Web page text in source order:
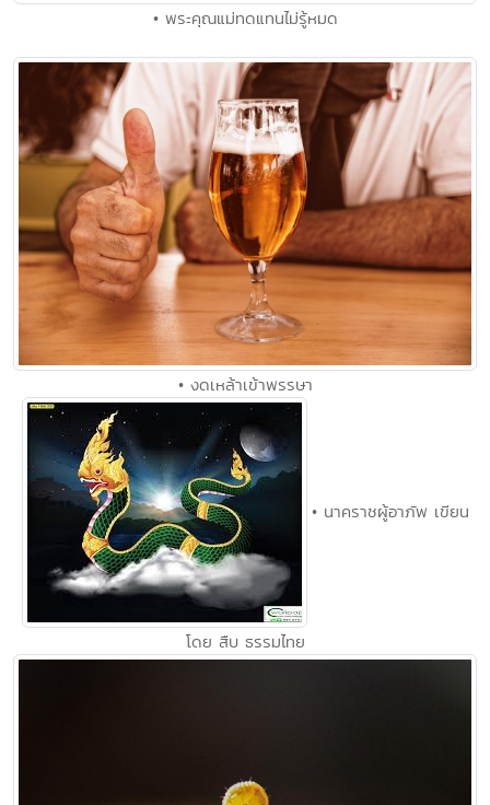
• พระคุณแม่ทดแทนไม่รู้หมด
• งดเหล้าเข้าพรรษา
• นาคราชผู้อาภัพ เขียน
โดย สืบ ธรรมไทย